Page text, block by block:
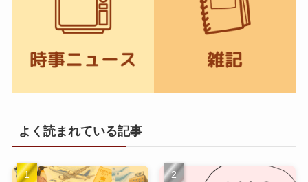
よく読まれている記事